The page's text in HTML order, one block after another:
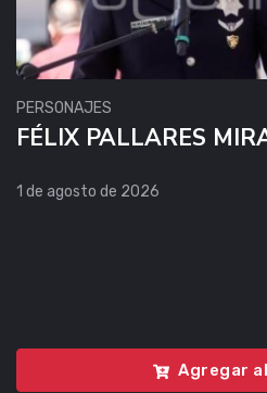
PERSONAJES
FÉLIX PALLARES
1 de agosto de 2026
Agregar